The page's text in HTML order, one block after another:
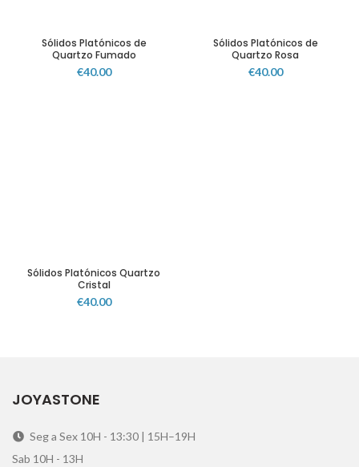
Sólidos Platónicos de
Quartzo Fumado
€40.00
Sólidos Platónicos de
Quartzo Rosa
€40.00
Sólidos Platónicos Quartzo
Cristal
€40.00
JOYASTONE
Seg a Sex 10H - 13:30 | 15H–19H
Sab 10H - 13H